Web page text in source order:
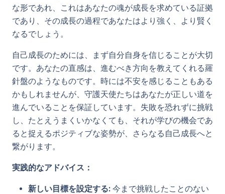
な形であれ、これはあなたの魂が成長を求めている証拠
であり、その成長の過程であなたはより強く、より賢く
なるでしょう。
自己成長のためには、まず自分自身を信じることが大切
です。あなたの直感は、進むべき方向を教えてくれる羅
針盤のようなものです。時には不安を感じることもある
かもしれませんが、守護天使たちはあなたが正しい道を
進んでいることを保証しています。失敗を恐れずに挑戦
し、たとえうまくいかなくても、それが学びの機会であ
ると捉えるポジティブな姿勢が、さらなる自己成長へと
繋がります。
実践的なアドバイス：
新しい目標を設定する: 今まで挑戦したことのない